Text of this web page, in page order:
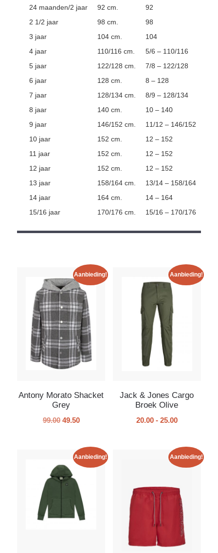
24 maanden/2 jaar 92 cm.
92
2 1/2 jaar
98 cm.
98
3 jaar
104 cm.
104
4 jaar
110/116 cm.
5/6 – 110/116
5 jaar
122/128 cm.
7/8 – 122/128
6 jaar
128 cm.
8 – 128
7 jaar
128/134 cm.
8/9 – 128/134
8 jaar
140 cm.
10 – 140
9 jaar
146/152 cm.
11/12 – 146/152
10 jaar
152 cm.
12 – 152
11 jaar
152 cm.
12 – 152
12 jaar
152 cm.
12 – 152
13 jaar
158/164 cm.
13/14 – 158/164
14 jaar
164 cm.
14 – 164
15/16 jaar
170/176 cm. 15/16 – 170/176
Aanbieding!
Antony Morato Shacket
Grey
99.00 49.50
Aanbieding!
Jack & Jones Cargo
Broek Olive
20.00 - 25.00
Aanbieding! Aanbieding!